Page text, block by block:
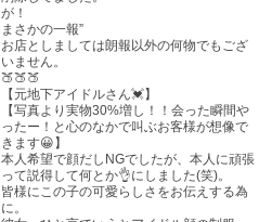
が！
まさかの一報”
お店としましては朗報以外の何物でもござ
いません。
🍑🍑🍑
【元地下アイドルさん💓】
【写真より実物30%増し！！会った瞬間や
ったー！と心のなかで叫ぶお客様が想像で
きます😀】
本人希望で顔だしNGでしたが、本人に頑張
って説得して何とか👌にしました(笑)。
皆様にこの子の可愛らしさをお伝えする為
に。